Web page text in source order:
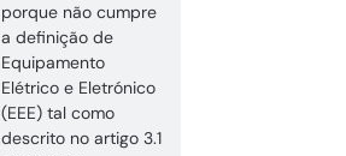
porque não cumpre
a definição de
Equipamento
Elétrico e Eletrónico
(EEE) tal como
descrito no artigo 3.1